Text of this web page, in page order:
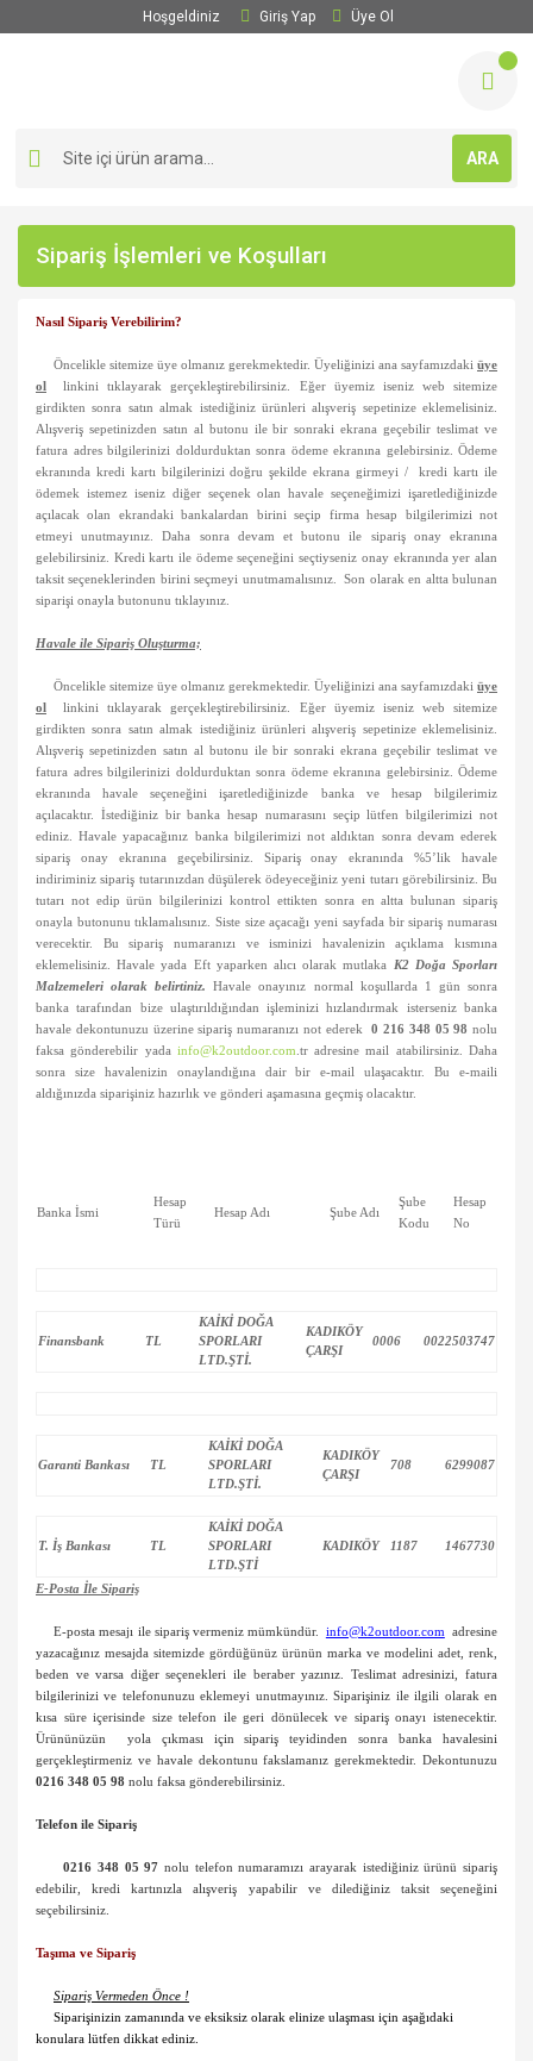
Hoşgeldiniz Giriş Yap Üye Ol
ARA
Sipariş İşlemleri ve Koşulları
Nasıl Sipariş Verebilirim?
Öncelikle sitemize üye olmanız gerekmektedir. Üyeliğinizi ana sayfamızdaki üye
ol
linkini tıklayarak gerçekleştirebilirsiniz. Eğer üyemiz iseniz web sitemize
girdikten sonra satın almak istediğiniz ürünleri alışveriş sepetinize eklemelisiniz.
Alışveriş sepetinizden satın al butonu ile bir sonraki ekrana geçebilir teslimat ve
fatura adres bilgilerinizi doldurduktan sonra ödeme ekranına gelebirsiniz. Ödeme
ekranında kredi kartı bilgilerinizi doğru şekilde ekrana girmeyi /
kredi kartı ile
ödemek istemez iseniz diğer seçenek olan havale seçeneğimizi işaretlediğinizde
açılacak olan ekrandaki bankalardan birini seçip firma hesap bilgilerimizi not
etmeyi unutmayınız. Daha sonra devam et butonu ile sipariş onay ekranına
gelebilirsiniz. Kredi kartı ile ödeme seçeneğini seçtiyseniz onay ekranında yer alan
taksit seçeneklerinden birini seçmeyi unutmamalısınız.
Son olarak en altta bulunan
siparişi onayla butonunu tıklayınız.
Havale ile Sipariş Oluşturma;
Öncelikle sitemize üye olmanız gerekmektedir. Üyeliğinizi ana sayfamızdaki üye
ol
linkini tıklayarak gerçekleştirebilirsiniz. Eğer üyemiz iseniz web sitemize
girdikten sonra satın almak istediğiniz ürünleri alışveriş sepetinize eklemelisiniz.
Alışveriş sepetinizden satın al butonu ile bir sonraki ekrana geçebilir teslimat ve
fatura adres bilgilerinizi doldurduktan sonra ödeme ekranına gelebirsiniz. Ödeme
ekranında havale seçeneğini işaretlediğinizde banka ve hesap bilgilerimiz
açılacaktır. İstediğiniz bir banka hesap numarasını seçip lütfen bilgilerimizi not
ediniz. Havale yapacağınız banka bilgilerimizi not aldıktan sonra devam ederek
sipariş onay ekranına geçebilirsiniz. Sipariş onay ekranında %5’lik havale
indiriminiz sipariş tutarınızdan düşülerek ödeyeceğiniz yeni tutarı görebilirsiniz. Bu
tutarı not edip ürün bilgilerinizi kontrol ettikten sonra en altta bulunan sipariş
onayla butonunu tıklamalısınız. Siste size açacağı yeni sayfada bir sipariş numarası
verecektir. Bu sipariş numaranızı ve isminizi havalenizin açıklama kısmına
eklemelisiniz. Havale yada Eft yaparken alıcı olarak mutlaka
K2 Doğa Sporları
Malzemeleri olarak belirtiniz.Havale onayınız normal koşullarda 1 gün sonra
banka tarafından bize ulaştırıldığından işleminizi hızlandırmak isterseniz banka
havale dekontunuzu üzerine sipariş numaranızı not ederek
0 216 348 05 98nolu
faksa gönderebilir yada info@k2outdoor.com .tr adresine mail atabilirsiniz. Daha
sonra size havalenizin onaylandığına dair bir e-mail ulaşacaktır. Bu e-maili
aldığınızda siparişiniz hazırlık ve gönderi aşamasına geçmiş olacaktır.
Banka İsmi
Hesap
Türü
Hesap Adı Şube Adı
Şube
Kodu
Hesap
No
Finansbank TL
KAİKİ DOĞA
SPORLARI
LTD.ŞTİ.
KADIKÖY
ÇARŞI
0006 0022503747
Garanti Bankası TL
KAİKİ DOĞA
SPORLARI
LTD.ŞTİ.
KADIKÖY
ÇARŞI
708 6299087
T. İş Bankası TL
KAİKİ DOĞA
SPORLARI
LTD.ŞTİ
KADIKÖY 1187 1467730
E-Posta İle Sipariş
E-posta mesajı ile sipariş vermeniz mümkündür. info@k2outdoor.com
adresine
yazacağınız mesajda sitemizde gördüğünüz ürünün marka ve modelini adet, renk,
beden ve varsa diğer seçenekleri ile beraber yazınız. Teslimat adresinizi, fatura
bilgilerinizi ve telefonunuzu eklemeyi unutmayınız. Siparişiniz ile ilgili olarak en
kısa süre içerisinde size telefon ile geri dönülecek ve sipariş onayı istenecektir.
Ürününüzün
yola çıkması için sipariş teyidinden sonra banka havalesini
gerçekleştirmeniz ve havale dekontunu fakslamanız gerekmektedir. Dekontunuzu
0216 348 05 98 nolu faksa gönderebilirsiniz.
Telefon ile Sipariş
0216 348 05 97 nolu telefon numaramızı arayarak istediğiniz ürünü sipariş
edebilir, kredi kartınızla alışveriş yapabilir ve dilediğiniz taksit seçeneğini
seçebilirsiniz.
Taşıma ve Sipariş
Sipariş Vermeden Önce !
Siparişinizin zamanında ve eksiksiz olarak elinize ulaşması için aşağıdaki
konulara lütfen dikkat ediniz.